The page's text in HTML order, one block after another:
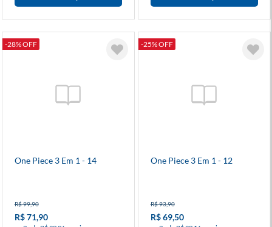
-28% OFF
One Piece 3 Em 1 - 14
R$ 99,90
R$ 71,90
-25% OFF
One Piece 3 Em 1 - 12
R$ 93,90
R$ 69,50